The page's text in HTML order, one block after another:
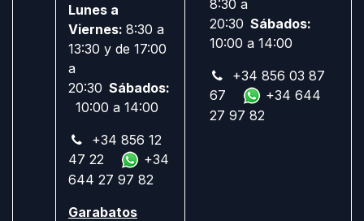
Lunes a
Viernes: 8:30 a
13:30 y de 17:00
a
20:30 Sábados:
10:00 a 14:00
+34 856 12
47 22
+34
644 27 97 82
Garabatos
8:30 a
20:30 Sábados:
10:00 a 14:00
+34 856 03 87
67
+34 644
27 97 82